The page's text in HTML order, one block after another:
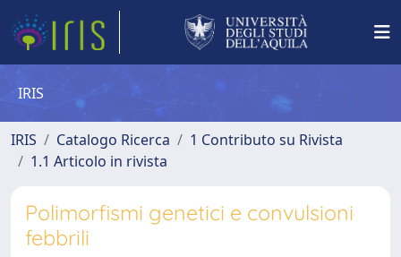
IRIS
IRIS Catalogo Ricerca
1 Contributo su Rivista
1.1 Articolo in rivista
Polimorfismi genetici e convulsioni
febbrili